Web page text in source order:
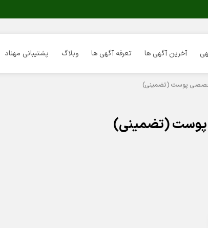
آخرین آگهی ها تعرفه آگهی ها وبلاگ پشتیبانی مهناد
پوست (تضمینی)
(تضمینی)